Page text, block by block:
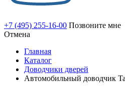
+7 (495) 255-16-00 Позвоните мне
Отмена
Главная
Каталог
Доводчики дверей
Автомобильный доводчик